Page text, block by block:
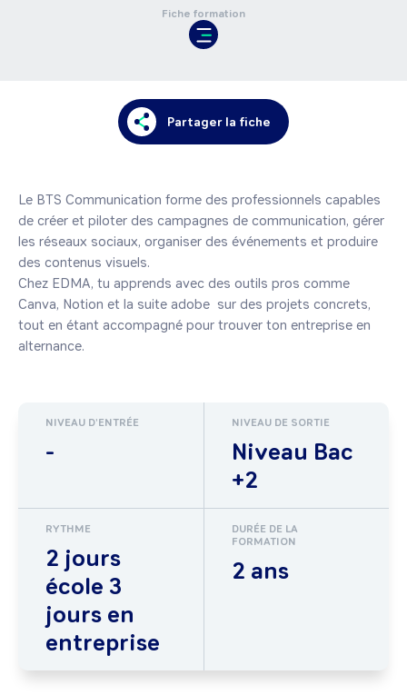
Fiche formation
Partager la fiche
Le BTS Communication forme des professionnels capables
de créer et piloter des campagnes de communication, gérer
les réseaux sociaux, organiser des événements et produire
des contenus visuels.
Chez EDMA, tu apprends avec des outils pros comme
Canva, Notion et la suite adobe  sur des projets concrets,
tout en étant accompagné pour trouver ton entreprise en
alternance.
NIVEAU D'ENTRÉE
-
NIVEAU DE SORTIE
Niveau Bac
+2
RYTHME
2 jours
école 3
jours en
entreprise
DURÉE DE LA
FORMATION
2 ans